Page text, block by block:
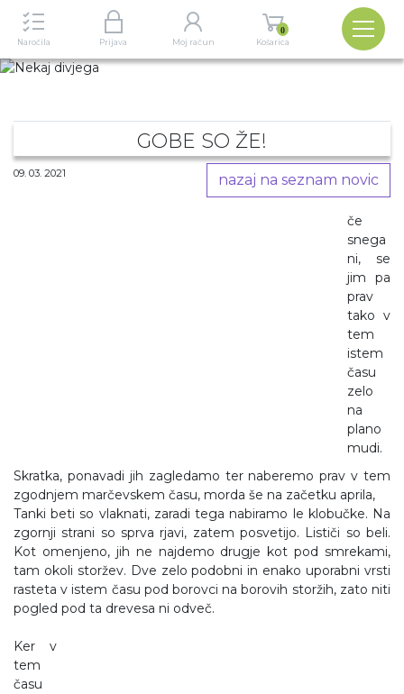
Naročila Prijava Moj račun
0
Košarica
Izbira
GOBE SO ŽE!
09. 03. 2021 nazaj na seznam novic
če
snega
ni, se
jim pa
prav
tako v
tem
istem
času
zelo
na
plano
mudi.
Skratka, ponavadi jih zagledamo ter naberemo prav v tem
zgodnjem marčevskem času, morda še na začetku aprila,
Tanki beti so vlaknati, zaradi tega nabiramo le klobučke. Na
zgornji strani so sprva rjavi, zatem posvetijo. Lističi so beli.
Kot omenjeno, jih ne najdemo drugje kot pod smrekami,
tam okoli storžev. Dve zelo podobni in enako uporabni vrsti
rasteta v istem času pod borovci na borovih storžih, zato niti
pogled pod ta drevesa ni odveč.
Ker v
tem
času